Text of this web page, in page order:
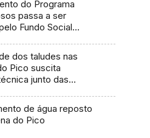
do Programa
passa a ser
Fundo Social
dos taludes nas
Pico suscita
junto das
de água reposto
do Pico